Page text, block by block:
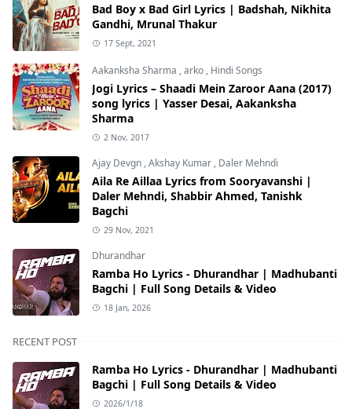
Bad Boy x Bad Girl Lyrics | Badshah, Nikhita
Gandhi, Mrunal Thakur
17 Sept, 2021
Aakanksha Sharma ,arko , Hindi Songs
Jogi Lyrics – Shaadi Mein Zaroor Aana (2017)
song lyrics | Yasser Desai, Aakanksha
Sharma
2 Nov, 2017
Ajay Devgn ,Akshay Kumar , Daler Mehndi
Aila Re Aillaa Lyrics from Sooryavanshi |
Daler Mehndi, Shabbir Ahmed, Tanishk
Bagchi
29 Nov, 2021
Dhurandhar
Ramba Ho Lyrics - Dhurandhar | Madhubanti
Bagchi | Full Song Details & Video
18 Jan, 2026
RECENT POST
Ramba Ho Lyrics - Dhurandhar | Madhubanti
Bagchi | Full Song Details & Video
2026/1/18